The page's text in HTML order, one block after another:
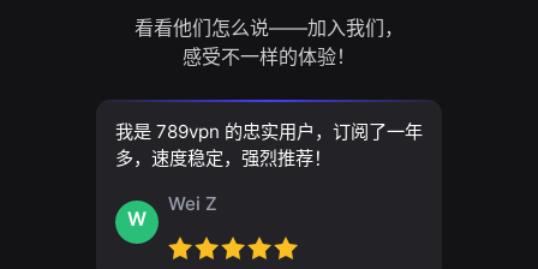
看看他们怎么说——加入我们，
感受不一样的体验！
我是 789vpn 的忠实用户，订阅了一年
多，速度稳定，强烈推荐！
W
Wei Z